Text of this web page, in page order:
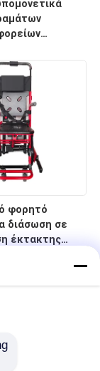
φορητό
διάσωση σε
έκτακτης